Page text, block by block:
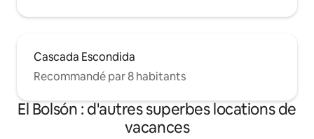
Cascada Escondida
Recommandé par 8 habitants
El Bolsón : d'autres superbes locations de
vacances